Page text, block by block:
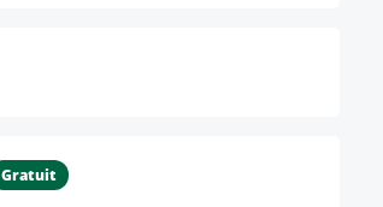
Gratuit